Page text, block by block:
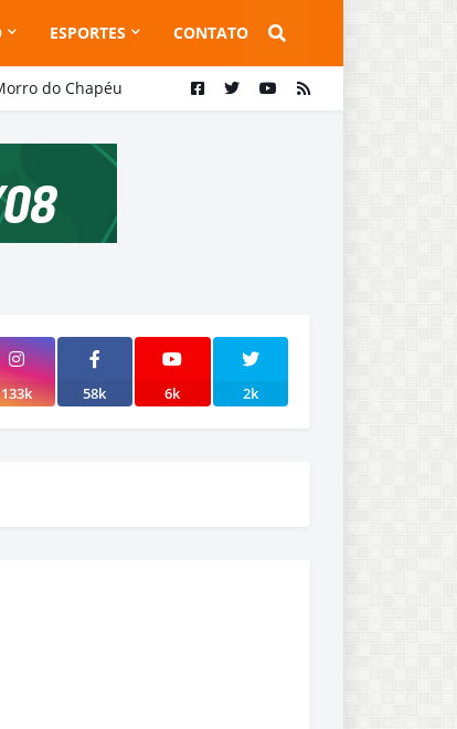
ESPORTES CONTATO
do Chapéu
133k 58k 6k 2k